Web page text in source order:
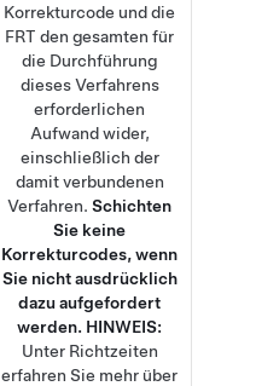
Korrekturcode und die
FRT den gesamten für
die Durchführung
dieses Verfahrens
erforderlichen
Aufwand wider,
einschließlich der
damit verbundenen
Verfahren.Schichten
Sie keine
Korrekturcodes, wenn
Sie nicht ausdrücklich
dazu aufgefordert
werden. HINWEIS:
Unter Richtzeiten
erfahren Sie mehr über